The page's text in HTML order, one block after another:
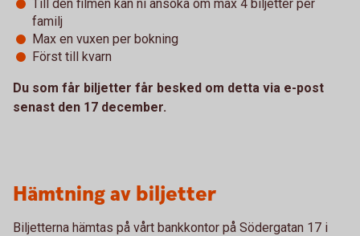
Till den filmen kan ni ansöka om max 4 biljetter per
familj
Max en vuxen per bokning
Först till kvarn
Du som får biljetter får besked om detta via e-post
senast den 17 december.
Hämtning av biljetter
Biljetterna hämtas på vårt bankkontor på Södergatan 17 i